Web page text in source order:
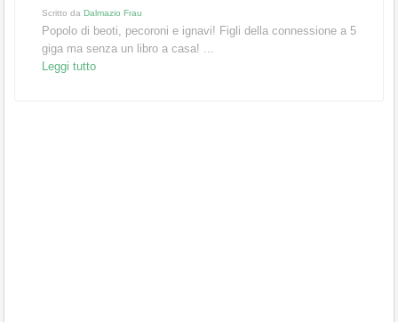
Scritto da Dalmazio Frau
Popolo di beoti, pecoroni e ignavi! Figli della connessione a 5
giga ma senza un libro a casa! ...
Leggi tutto